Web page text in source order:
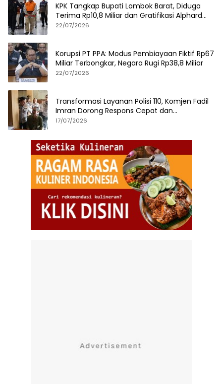
KPK Tangkap Bupati Lombok Barat, Diduga
Terima Rp10,8 Miliar dan Gratifikasi Alphard
hingga iPhone 17 Pro
22/07/2026
Korupsi PT PPA: Modus Pembiayaan Fiktif Rp67
Miliar Terbongkar, Negara Rugi Rp38,8 Miliar
22/07/2026
Transformasi Layanan Polisi 110, Komjen Fadil
Imran Dorong Respons Cepat dan
Terintegrasi
17/07/2026